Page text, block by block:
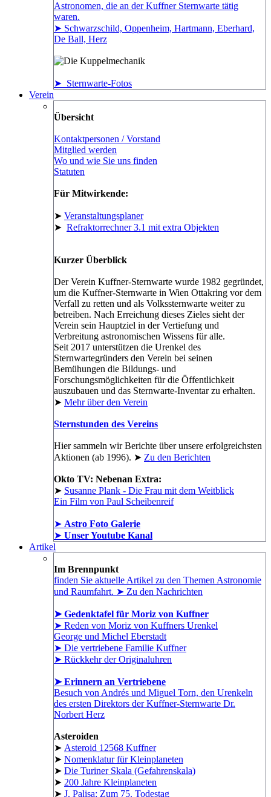
Astronomen, die an der Kuffner Sternwarte tätig
waren.
➤ Schwarzschild, Oppenheim, Hartmann, Eberhard,
De Ball, Herz
➤ Sternwarte-Fotos
Verein
Übersicht
Kontaktpersonen / Vorstand
Mitglied werden
Wo und wie Sie uns finden
Statuten
Für Mitwirkende:
➤ Veranstaltungsplaner
➤ Refraktorrechner 3.1 mit extra Objekten
Kurzer Überblick
Der Verein Kuffner-Sternwarte wurde 1982 gegründet,
um die Kuffner-Sternwarte in Wien Ottakring vor dem
Verfall zu retten und als Volkssternwarte weiter zu
betreiben. Nach Erreichung dieses Zieles sieht der
Verein sein Hauptziel in der Vertiefung und
Verbreitung astronomischen Wissens für alle.
Seit 2017 unterstützen die Urenkel des
Sternwartegründers den Verein bei seinen
Bemühungen die Bildungs- und
Forschungsmöglichkeiten für die Öffentlichkeit
auszubauen und das Sternwarte-Inventar zu erhalten.
➤ Mehr über den Verein
Sternstunden des Vereins
Hier sammeln wir Berichte über unsere erfolgreichsten
Aktionen (ab 1996). ➤ Zu den Berichten
Okto TV: Nebenan Extra:
➤ Susanne Plank - Die Frau mit dem Weitblick
Ein Film von Paul Scheibenreif
➤ Astro Foto Galerie
➤ Unser Youtube Kanal
Artikel
Im Brennpunkt
finden Sie aktuelle Artikel zu den Themen Astronomie
und Raumfahrt. ➤ Zu den Nachrichten
➤ Gedenktafel für Moriz von Kuffner
➤ Reden von Moriz von Kuffners Urenkel
George und Michel Eberstadt
➤ Die vertriebene Familie Kuffner
➤ Rückkehr der Originaluhren
➤ Erinnern an Vertriebene
Besuch von Andrés und Miguel Torn, den Urenkeln
des ersten Direktors der Kuffner-Sternwarte Dr.
Norbert Herz
Asteroiden
➤ Asteroid 12568 Kuffner
➤ Nomenklatur für Kleinplaneten
➤ Die Turiner Skala (Gefahrenskala)
➤ 200 Jahre Kleinplaneten
➤ J. Palisa: Zum 75. Todestag